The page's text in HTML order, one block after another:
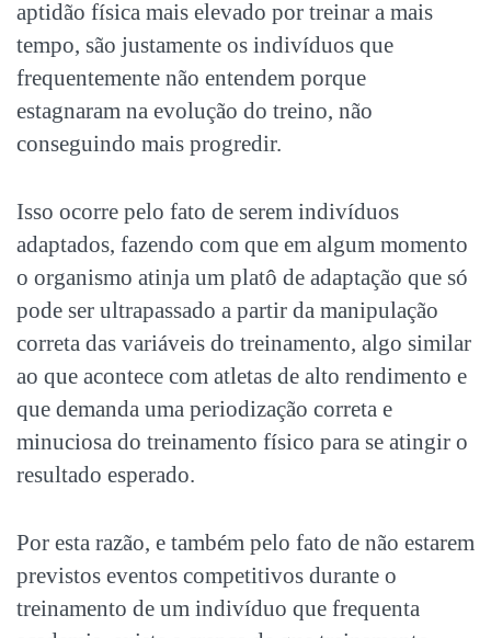
aptidão física mais elevado por treinar a mais
tempo, são justamente os indivíduos que
frequentemente não entendem porque
estagnaram na evolução do treino, não
conseguindo mais progredir.
Isso ocorre pelo fato de serem indivíduos
adaptados, fazendo com que em algum momento
o organismo atinja um platô de adaptação que só
pode ser ultrapassado a partir da manipulação
correta das variáveis do treinamento, algo similar
ao que acontece com atletas de alto rendimento e
que demanda uma periodização correta e
minuciosa do treinamento físico para se atingir o
resultado esperado.
Por esta razão, e também pelo fato de não estarem
previstos eventos competitivos durante o
treinamento de um indivíduo que frequenta